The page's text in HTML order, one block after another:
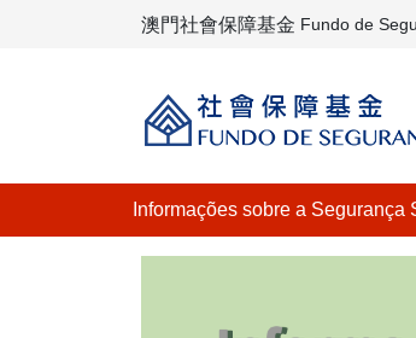
澳門社會保障基金 Fundo de
Informações sobre a Segurança
Medidas